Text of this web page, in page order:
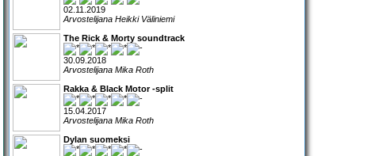
02.11.2019
Arvostelijana Heikki Väliniemi
The Rick & Morty soundtrack
30.09.2018
Arvostelijana Mika Roth
Rakka & Black Motor -split
15.04.2017
Arvostelijana Mika Roth
Dylan suomeksi